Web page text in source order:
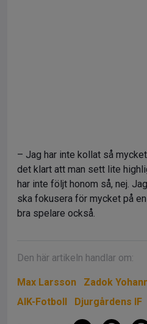
– Jag har inte kollat så
det klart att man sett lite
har inte följt honom så, nej.
ska fokusera för mycket på
bra spelare också.
Den här artikeln handlar om:
Max Larsson
Zadok
AIK-Fotboll
Djurgårdens IF